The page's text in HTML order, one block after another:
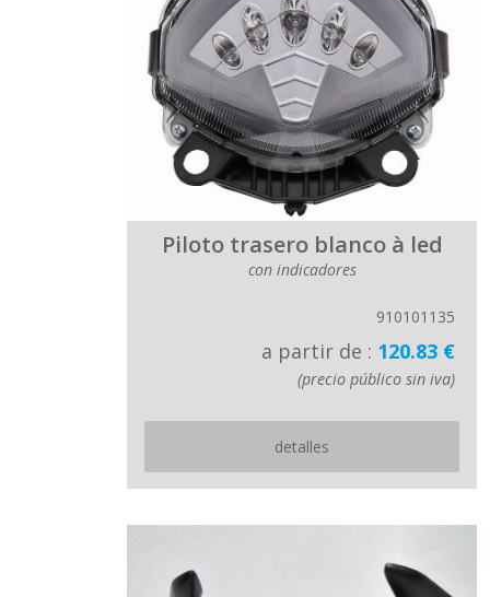
Piloto trasero blanco à led
con indicadores
910101135
a partir de : 120.83 €
(precio público sin iva)
detalles